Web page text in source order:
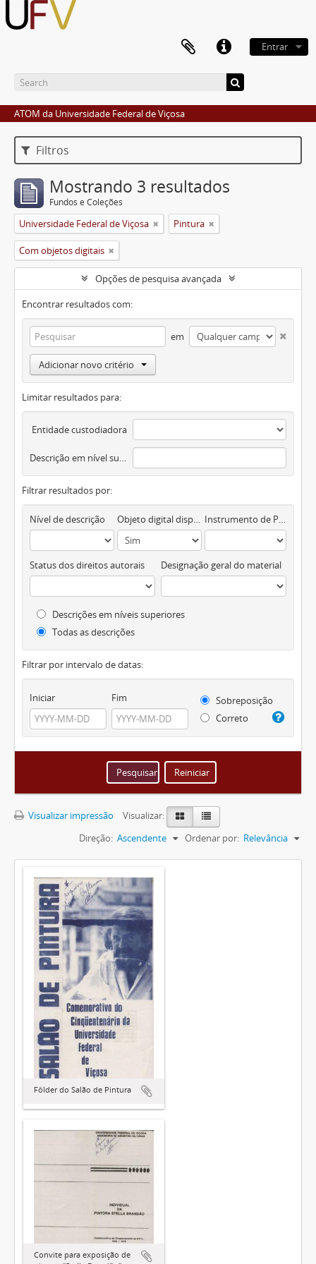
Entrar
ATOM da Universidade Federal de Viçosa
Filtros
Mostrando 3 resultados
Fundos e Coleções
Universidade Federal de Viçosa Pintura
Com objetos digitais
Opções de pesquisa avançada
Encontrar resultados com:
em
Adicionar novo critério
Limitar resultados para:
Entidade custodiadora
Descrição em nível superior
Filtrar resultados por:
Nível de descrição Objeto digital disponível Instrumento de Pesquisa
Status dos direitos autorais Designação geral do material
Descrições em níveis superiores
Todas as descrições
Filtrar por intervalo de datas:
Iniciar Fim
Sobreposição
Correto
Visualizar impressão
Visualizar:
Ordenar por: Relevância
Direção: Ascendente
Fôlder do Salão de Pintura
Convite para exposição de